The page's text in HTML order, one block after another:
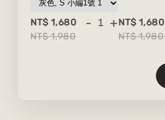
NT$ 1,680
NT$ 1,980
- +NT$ 1,680
NT$ 1,980